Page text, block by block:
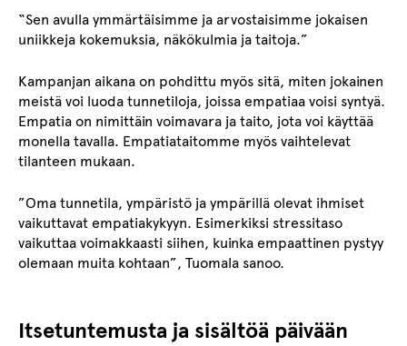
“Sen avulla ymmärtäisimme ja arvostaisimme jokaisen
uniikkeja kokemuksia, näkökulmia ja taitoja.”
Kampanjan aikana on pohdittu myös sitä, miten jokainen
meistä voi luoda tunnetiloja, joissa empatiaa voisi syntyä.
Empatia on nimittäin voimavara ja taito, jota voi käyttää
monella tavalla. Empatiataitomme myös vaihtelevat
tilanteen mukaan.
”Oma tunnetila, ympäristö ja ympärillä olevat ihmiset
vaikuttavat empatiakykyyn. Esimerkiksi stressitaso
vaikuttaa voimakkaasti siihen, kuinka empaattinen pystyy
olemaan muita kohtaan”, Tuomala sanoo.
Itsetuntemusta ja sisältöä päivään